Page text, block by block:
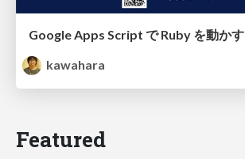
Google Apps Script で Ruby を動かす
kawahara
Featured